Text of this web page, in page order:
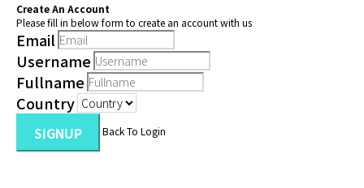
Create An Account
Please fill in below form to create an account with us
Email
Username
Fullname
Country
SIGNUP Back To Login